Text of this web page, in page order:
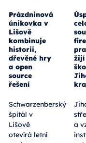
Prázdninová
únikovka v
Lišově
kombinuje
historii,
dřevěné hry
a open
source
řešení
Schwarzenberský
špitál v
Lišově
otevírá letní
žijí
a